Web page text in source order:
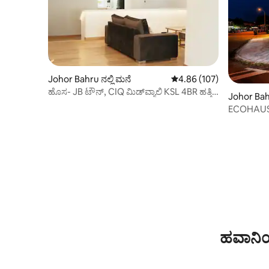
Johor Bahru ನಲ್ಲಿ ಮನೆ 5 ರಲ್ಲಿ 4.86 ಸರಾಸರಿ
4.86 (107)
ಹೊಸ- JB ಟೌನ್, CIQ ಮಿಡ್‌ವ್ಯಾಲಿ KSL 4BR ಹತ್ತಿರ
Johor